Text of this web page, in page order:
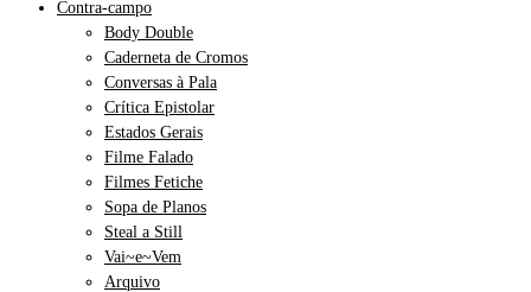
Contra-campo
Body Double
Caderneta de Cromos
Conversas à Pala
Crítica Epistolar
Estados Gerais
Filme Falado
Filmes Fetiche
Sopa de Planos
Steal a Still
Vai~e~Vem
Arquivo